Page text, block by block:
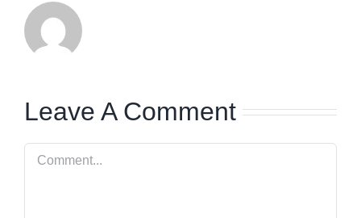
Leave A Comment
Comment